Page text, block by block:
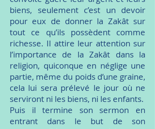
biens, seulement c’est un devoir
pour eux de donner la Zakât sur
tout ce qu’ils possèdent comme
richesse. Il attire leur attention sur
l’importance de la Zakât dans la
religion, quiconque en néglige une
partie, même du poids d’une graine,
cela lui sera prélevé le jour où ne
serviront ni les biens, ni les enfants.
Puis il termine son sermon en
entrant dans le but de son